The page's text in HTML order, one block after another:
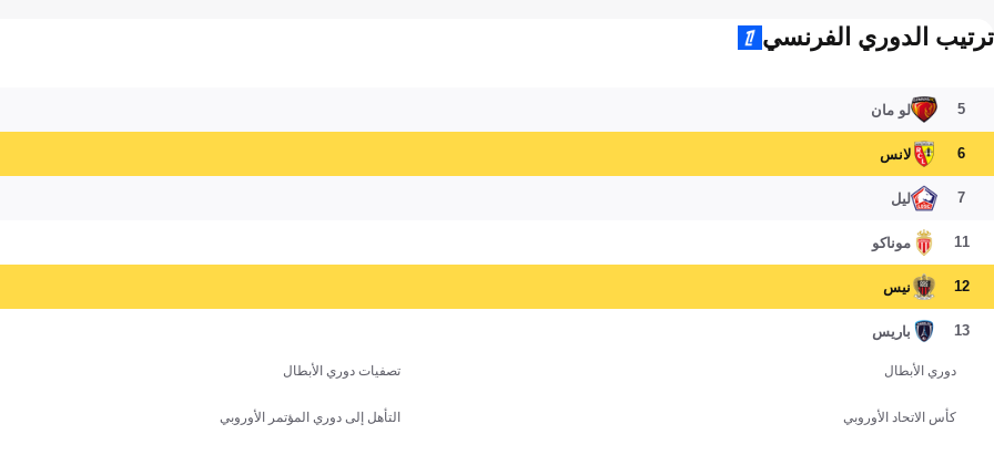
ترتيب الدوري الفرنسي
5 لو مان
6 لانس
7 ليل
11 موناكو
12 نيس
13 باريس
دوري الأبطال تصفيات دوري الأبطال
كأس الاتحاد الأوروبي التأهل إلى دوري المؤتمر الأوروبي